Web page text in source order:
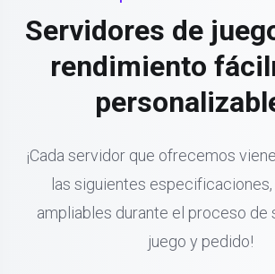
Servidores de
rendimiento
¡Cada servidor que ofrecemos
las siguientes
ampliables durante el proceso de
juego y pedido!